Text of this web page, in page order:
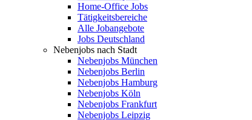
Home-Office Jobs
Tätigkeitsbereiche
Alle Jobangebote
Jobs Deutschland
Nebenjobs nach Stadt
Nebenjobs München
Nebenjobs Berlin
Nebenjobs Hamburg
Nebenjobs Köln
Nebenjobs Frankfurt
Nebenjobs Leipzig